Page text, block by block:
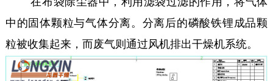
中的固体颗粒与气体分离。分离后的磷酸铁锂成品颗
粒被收集起来，而废气则通过风机排出干燥机系统。